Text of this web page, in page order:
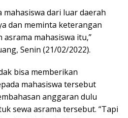
mahasiswa dari luar daerah
dan meminta keterangan
mahasiswa itu,”
Senin (21/02/2022).
bisa memberikan
mahasiswa tersebut
anggaran dulu
sewa asrama tersebut. “Tapi